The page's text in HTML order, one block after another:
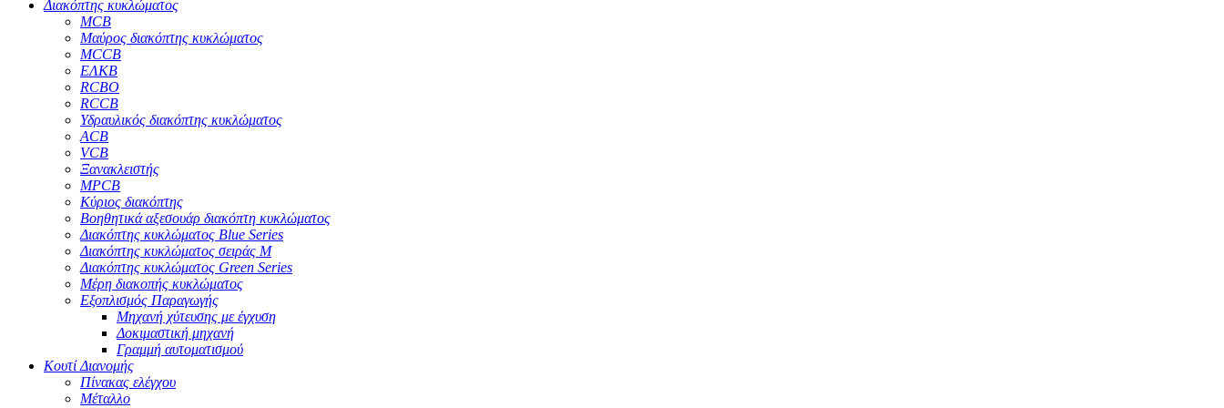
Διακόπτης κυκλώματος
MCB
Μαύρος διακόπτης κυκλώματος
MCCB
ΕΛΚΒ
RCBO
RCCB
Υδραυλικός διακόπτης κυκλώματος
ACB
VCB
Ξανακλειστής
MPCB
Κύριος διακόπτης
Βοηθητικά αξεσουάρ διακόπτη κυκλώματος
Διακόπτης κυκλώματος Blue Series
Διακόπτης κυκλώματος σειράς M
Διακόπτης κυκλώματος Green Series
Μέρη διακοπής κυκλώματος
Εξοπλισμός Παραγωγής
Μηχανή χύτευσης με έγχυση
Δοκιμαστική μηχανή
Γραμμή αυτοματισμού
Κουτί Διανομής
Πίνακας ελέγχου
Μέταλλο